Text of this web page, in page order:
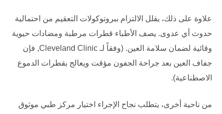
علاوة على ذلك، يقلل الالتزام ببروتوكولات التعقيم من احتمالية
حدوث أي عدوى. يصف الأطباء قطرات مرطبة ومضادات حيوية
وقائية لضمان سلامة العين. (وفقاً لـ Cleveland Clinic, فإن
جفاف العين بعد جراحة الجفون مؤقت ويعالج بقطرات الدموع
الاصطناعية).
من ناحية أخرى، يتطلب نجاح الإجراء اختيار مركز طبي موثوق